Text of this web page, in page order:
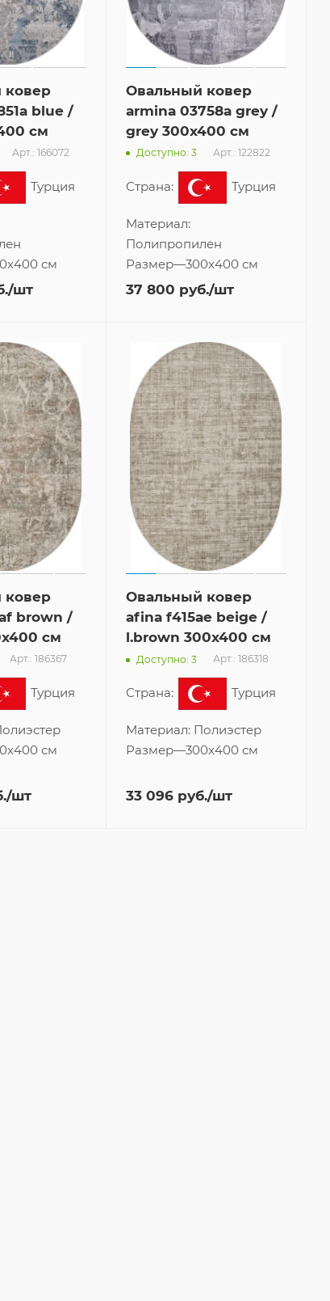
ковер
blue /
см
Арт.: 166072
Турция
см
/шт
Овальный ковер
armina 03758a grey /
grey 300x400 см
Доступно: 3 Арт.: 122822
Страна: Турция
Материал:
Полипропилен
Размер—300x400 см
37 800 руб./шт
ковер
brown /
см
Арт.: 186367
Турция
см
/шт
Овальный ковер
afina f415ae beige /
l.brown 300x400 см
Доступно: 3 Арт.: 186318
Страна: Турция
Материал: Полиэстер
Размер—300x400 см
33 096руб./шт